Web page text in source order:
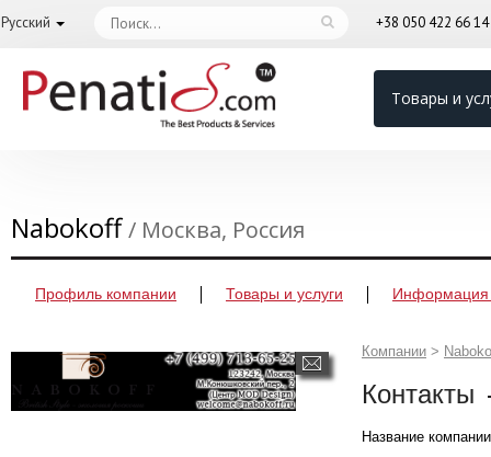
Русский +38 050 422 66 14
Товары и
Nabokoff/ Москва, Россия
Профиль компании Товары и услуги Информация
Компании >
Контакты
Название